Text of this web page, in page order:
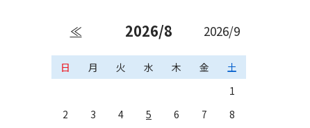
≪ 2026/8 2026/9
日 月 火 水 木 金
土
1
2
3 4 5 6 7
8